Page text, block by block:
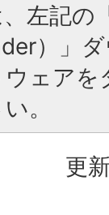
左記の
）」
ェア
。
更